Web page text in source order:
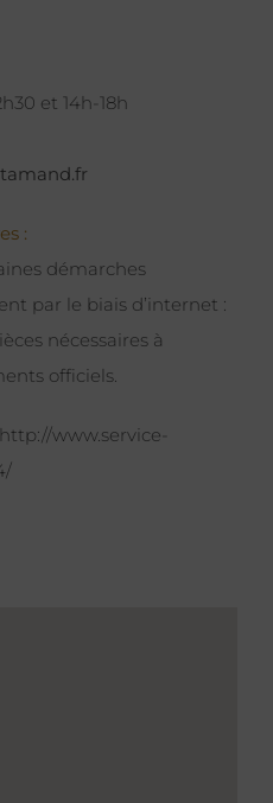
et 14h-18h
:
démarches
par le biais d’internet :
nécessaires à
officiels.
http://www.service-